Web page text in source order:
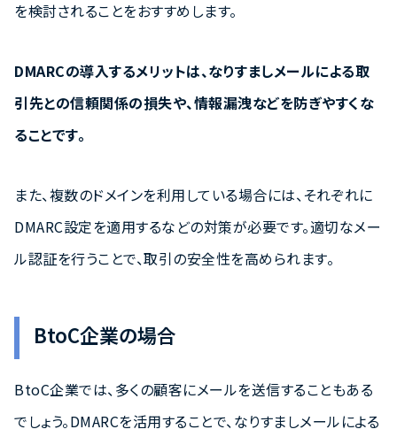
を検討されることをおすすめします。
DMARCの導入するメリットは、なりすましメールによる取
引先との信頼関係の損失や、情報漏洩などを防ぎやすくな
ることです。
また、複数のドメインを利用している場合には、それぞれに
DMARC設定を適用するなどの対策が必要です。適切なメー
ル認証を行うことで、取引の安全性を高められます。
BtoC企業の場合
BtoC企業では、多くの顧客にメールを送信することもある
でしょう。DMARCを活用することで、なりすましメールによる